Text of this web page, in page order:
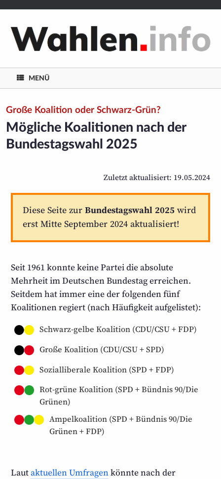
MENÜ
Große Koalition oder Schwarz-Grün?
Mögliche Koalitionen nach der
Bundestagswahl 2025
Zuletzt aktualisiert: 19.05.2024
Diese Seite zurBundestagswahl 2025 wird
erst Mitte September 2024 aktualisiert!
Seit 1961 konnte keine Partei die absolute
Mehrheit im Deutschen Bundestag erreichen.
Seitdem hat immer eine der folgenden fünf
Koalitionen regiert (nach Häufigkeit aufgelistet):
Schwarz-gelbe Koalition (CDU/CSU + FDP)
Große Koalition (CDU/CSU + SPD)
Sozialliberale Koalition (SPD + FDP)
Rot-grüne Koalition (SPD + Bündnis 90/Die
Grünen)
Ampelkoalition (SPD + Bündnis 90/Die
Grünen + FDP)
Lautaktuellen Umfragenkönnte nach der